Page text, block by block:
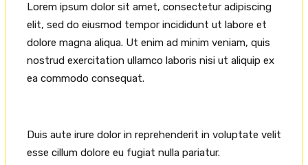
Lorem ipsum dolor sit amet, consectetur adipiscing
elit, sed do eiusmod tempor incididunt ut labore et
dolore magna aliqua. Ut enim ad minim veniam, quis
nostrud exercitation ullamco laboris nisi ut aliquip ex
ea commodo consequat.
Duis aute irure dolor in reprehenderit in voluptate velit
esse cillum dolore eu fugiat nulla pariatur.